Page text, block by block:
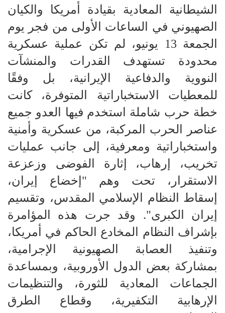
الشيطانية المعادية بقيادة أمريكا والكيان
الصهيوني في الساعات الأولى من فجر يوم
الجمعة 13 يونيو، لم تكن عملية عسكرية
محدودة تستهدف القدرات والمنشآت
النووية والدفاعية الإيرانية، بل وفقًا
للمعطيات الاستخباراتية المتوفرة، كانت
خطة حرب شاملة استخدم فيها العدو جميع
عناصر الحرب المركبة، من عسكرية وأمنية
واستخباراتية ومعرفية، إلى جانب عمليات
تخريب، إرهاب، إثارة الفوضى وزعزعة
الاستقرار، تحت وهم "إخضاع إيران،
إسقاط النظام الإسلامي المقدس، وتقسيم
إيران الكبرى". وقد جرت هذه المؤامرة
بإشراف النظام المخادع الحاكم في أمريكا،
وتنفيذ العصابة الصهيونية الإجرامية،
بمشاركة بعض الدول الأوروبية، وبمساعدة
الجماعات المعادية للثورة، والتنظيمات
الإرهابية التكفيرية، وقطاع الطرق